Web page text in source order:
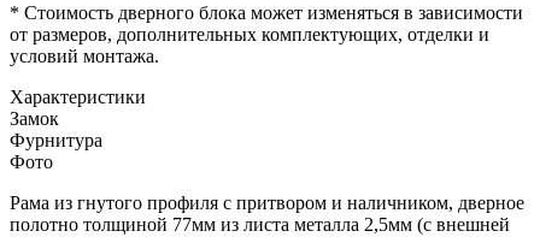
* Стоимость дверного блока может изменяться в зависимости
от размеров, дополнительных комплектующих, отделки и
условий монтажа.
Характеристики
Замок
Фурнитура
Фото
Рама из гнутого профиля с притвором и наличником, дверное
полотно толщиной 77мм из листа металла 2,5мм (с внешней